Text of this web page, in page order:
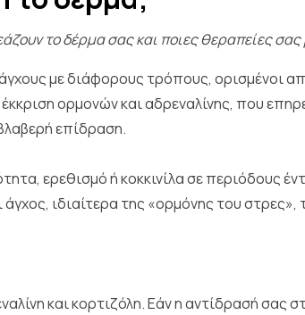
το δέρμα σας και ποιες θεραπείες
με διάφορους τρόπους, ορισμένοι
ορμονών και αδρεναλίνης, που
επίδραση.
ερεθισμό ή κοκκινίλα σε περιόδους
ιδιαίτερα της «ορμόνης του στρες»,
και κορτιζόλη. Εάν η αντίδρασή σας